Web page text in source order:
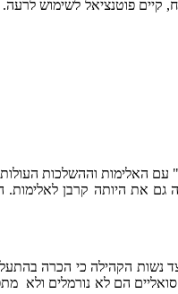
פוטנציאל לשימוש
האלימות וההשלכות העולות
את היותה קרבן לאלימות.
נשות הקהילה כי הכרה
הם לא נורמלים ולא